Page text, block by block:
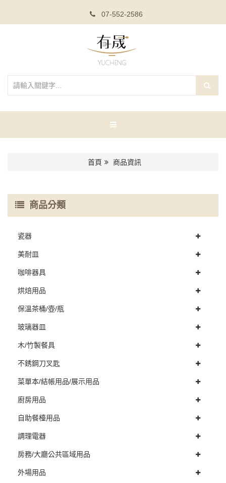
07-552-2586
首頁 商品資訊
商品分類
瓷器
美耐皿
咖啡器具
烘焙用品
保溫茶桶/壺/瓶
玻璃器皿
木/竹製餐具
不銹鋼刀叉匙
菜單本/結帳用品/展示用品
廚房用品
自助餐檯用品
調理電器
房務/大廳公共區域用品
外場用品